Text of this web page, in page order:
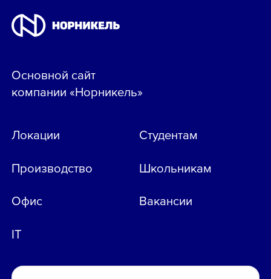
Основной сайт
компании «Норникель»
Локации
Производство
Офис
IT
Студентам
Школьникам
Вакансии